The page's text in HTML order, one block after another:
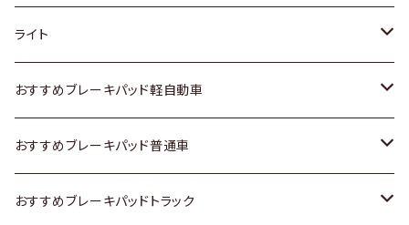
ホンダ
スズキ
日産
いすゞ
トヨタ
ホンダ
スズキ
日産
ライト
トヨタ
スズキ
日産
おすすめブレーキパッド軽自動車
トヨタ
ホンダ
おすすめブレーキパッド普通車
トヨタ
おすすめブレーキパッドトラック